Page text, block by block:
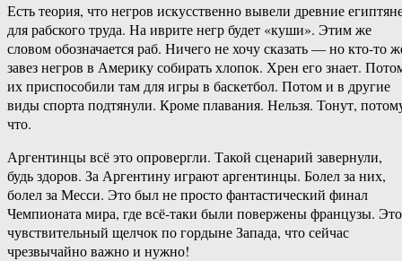
Есть теория, что негров искусственно вывели древние
для рабского труда. На иврите негр будет «куши». Этим же
словом обозначается раб. Ничего не хочу сказать — но кто-то
завез негров в Америку собирать хлопок. Хрен его знает.
их приспособили там для игры в баскетбол. Потом и в другие
виды спорта подтянули. Кроме плавания. Нельзя. Тонут,
что.
Аргентинцы всё это опровергли. Такой сценарий завернули,
будь здоров. За Аргентину играют аргентинцы. Болел за них,
болел за Месси. Это был не просто фантастический финал
Чемпионата мира, где всё-таки были повержены французы. Это
чувствительный щелчок по гордыне Запада, что сейчас
чрезвычайно важно и нужно!